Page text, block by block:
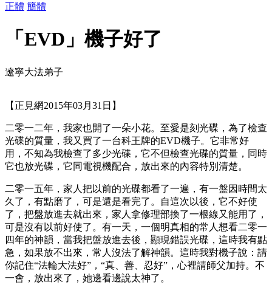
正體 簡體
「EVD」機子好了
遼寧大法弟子
【正見網2015年03月31日】
二零一二年，我家也開了一朵小花。至愛是刻光碟，為了檢查
光碟的質量，我又買了一台科王牌的EVD機子。它非常好
用，不知為我檢查了多少光碟，它不但檢查光碟的質量，同時
它也放光碟，它同電視機配合，放出來的內容特別清楚。
二零一五年，家人把以前的光碟都看了一遍，有一盤因時間太
久了，有點磨了，可是還是看完了。自這次以後，它不好使
了，把盤放進去就出來，家人拿修理部換了一根線又能用了，
可是沒有以前好使了。有一天，一個明真相的常人想看二零一
四年的神韻，當我把盤放進去後，顯現錯誤光碟，這時我有點
急，如果放不出來，常人沒法了解神韻。這時我對機子說：請
你記住“法輪大法好”，“真、善、忍好”，心裡請師父加持。不
一會，放出來了，她邊看邊說太神了。